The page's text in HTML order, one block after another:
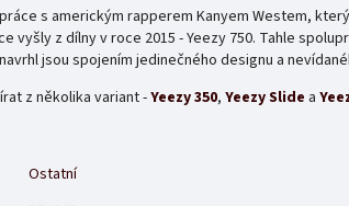
s americkým rapperem Kanyem Westem,
vyšly z dílny v roce 2015 - Yeezy 750. Tahle
jsou spojením jedinečného designu a
z několika variant -Yeezy 350, Yeezy Slide a
Ostatní